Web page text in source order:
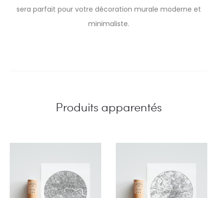
sera parfait pour votre décoration murale moderne et
minimaliste.
Produits apparentés